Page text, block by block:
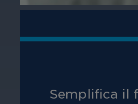
Semplifica il